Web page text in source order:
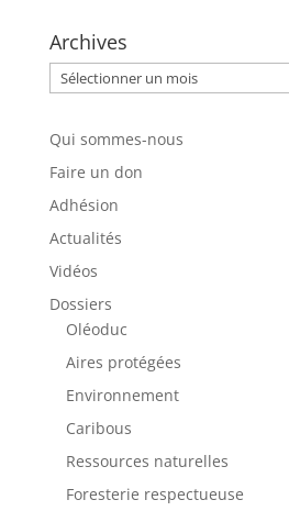
Archives
Archives
Qui sommes-nous
Faire un don
Adhésion
Actualités
Vidéos
Dossiers
Oléoduc
Aires protégées
Environnement
Caribous
Ressources naturelles
Foresterie respectueuse